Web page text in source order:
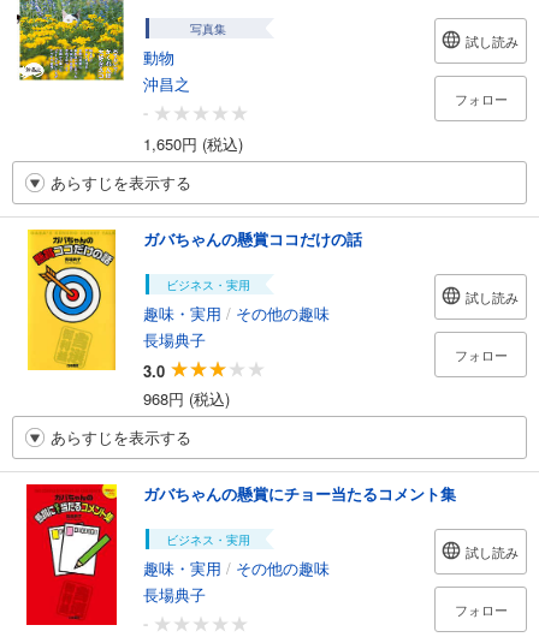
写真集
動物
沖昌之
-
1,650円 (税込)
試し読み
フォロー
あらすじを表示する
ガバちゃんの懸賞ココだけの話
ビジネス・実用
趣味・実用 / その他の趣味
長場典子
3.0
968円 (税込)
試し読み
フォロー
あらすじを表示する
ガバちゃんの懸賞にチョー当たるコメント集
ビジネス・実用
趣味・実用 / その他の趣味
長場典子
-
試し読み
フォロー